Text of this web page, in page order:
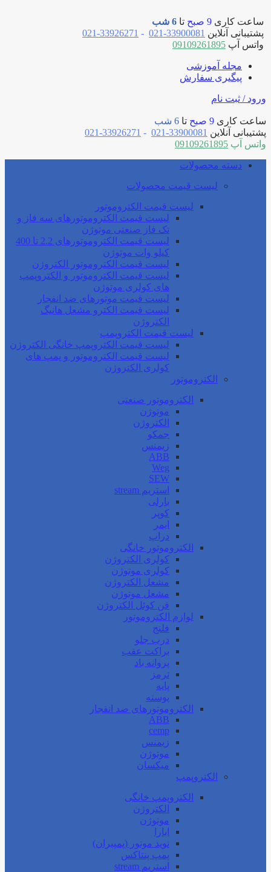
ساعت کاری 9 صبح تا 6 شب
پشتیبانی آنلاین 33900081-021
-
33926271-021
واتس آپ 09109261895
مجله آموزشی
پیگیری سفارش
ورود / ثبت نام
ساعت کاری 9 صبح تا 6 شب
پشتیبانی آنلاین 33900081-021
-
33926271-021
واتس آپ 09109261895
دسته محصولات
لیست قیمت محصولات
لیست قیمت الکتروموتور
لیست قیمت الکتروموتورهای سه فاز و
تک فاز صنعتی موتوژن
لیست قیمت الکتروموتورهای 2.2 تا 400
کیلو وات موتوژن
لیست قیمت الکتروموتور الکتروژن
لیست قیمت الکتروموتور و الکتروپمپ
های کولری موتوژن
لیست قیمت موتورهای ضد انفجار
لیست قیمت الکترو مشعل هانیگ
الکتروژن
لیست قیمت الکتروپمپ
لیست قیمت الکتروپمپ خانگی الکتروژن
لیست قیمت الکتروموتور و پمپ های
کولری الکتروژن
الکتروموتور
الکتروموتور صنعتی
موتوژن
الکتروژن
جمکو
زیمنس
ABB
Weg
SEW
استریم stream
بارلی
کوپر
ایمر
دراپ
الکتروموتور خانگی
کولری الکتروژن
کولری موتوژن
مشعل الکتروژن
مشعل موتوژن
فن کوئل الکتروژن
لوازم الکتروموتور
فلنج
درب جلو
براکت عقب
پروانه باد
ترمز
پایه
پوسته
الکتروموتورهای ضد انفجار
ABB
cemp
زیمنس
موتوژن
میکسان
الکتروپمپ
الکتروپمپ خانگی
الکتروژن
موتوژن
ابارا
نوید موتور (پمپیران)
پمپ پنتاکس
استریم stream